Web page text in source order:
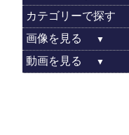
カテゴリーで探す
画像を見る
動画を見る